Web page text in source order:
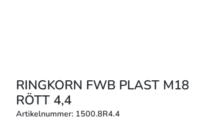
RINGKORN FWB PLAST M18
RÖTT 4,4
Artikelnummer: 1500.8R4.4